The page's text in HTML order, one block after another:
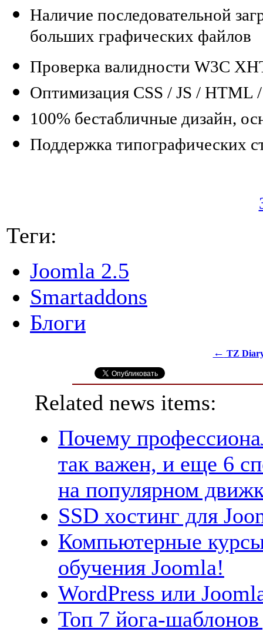
Наличие последовательной
больших графических файлов
Проверка валидности W3C
Оптимизация CSS / JS / HTML
100% бестабличные дизайн,
Поддержка типографических
Теги:
Joomla 2.5
Smartaddons
Блоги
← TZ
Related news items:
Почему
так важен, и еще 6
на популярном
SSD хостинг для
Компьютерные
обучения Joomla!
WordPress или
Топ 7 йога-